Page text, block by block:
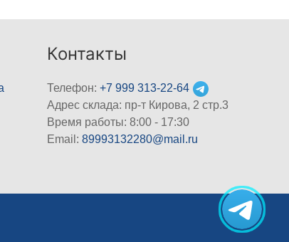
Контакты
Телефон:+7 999 313-22-64
Адрес склада: пр-т Кирова, 2 стр.3
Время работы: 8:00 - 17:30
Email:89993132280@mail.ru